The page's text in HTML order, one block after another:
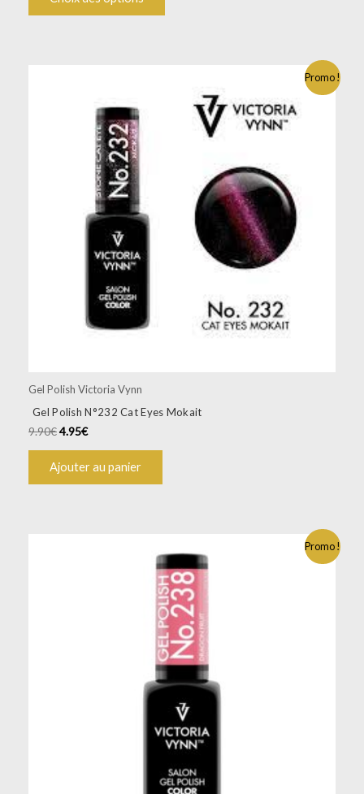
Promo !
Gel Polish Victoria Vynn
Gel Polish N°232 Cat Eyes Mokait
9.90€4.95€
Ajouter au panier
Promo !